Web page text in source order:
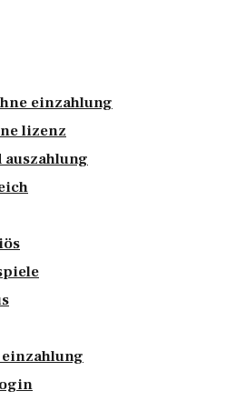
einzahlung
lizenz